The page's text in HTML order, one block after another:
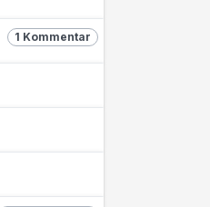
1 Kommentar